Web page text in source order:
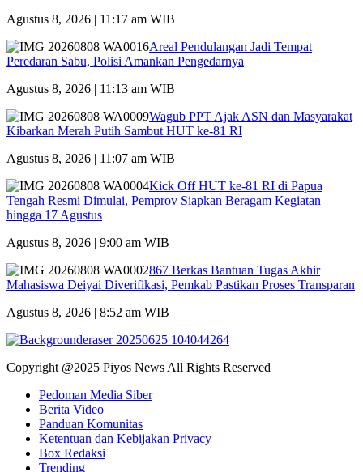
Agustus 8, 2026 | 11:17 am WIB
Areal Pendulangan Jadi Tempat
Peredaran Sabu, Polisi Amankan Pengedarnya
Agustus 8, 2026 | 11:13 am WIB
Wagub PPT Ajak ASN dan Masyarakat
Kibarkan Merah Putih Sambut HUT ke-81 RI
Agustus 8, 2026 | 11:07 am WIB
Kick Off HUT ke-81 RI di Papua
Tengah Resmi Dimulai, Pemprov Siapkan Beragam Kegiatan
hingga 17 Agustus
Agustus 8, 2026 | 9:00 am WIB
867 Berkas Bantuan Tugas Akhir
Mahasiswa Deiyai Diverifikasi, Pemkab Pastikan Proses Transparan
Agustus 8, 2026 | 8:52 am WIB
Copyright @2025 Piyos News All Rights Reserved
Pedoman Media Siber
Berita Video
Panduan Komunitas
Ketentuan dan Kebijakan Privacy
Box Redaksi
Trending